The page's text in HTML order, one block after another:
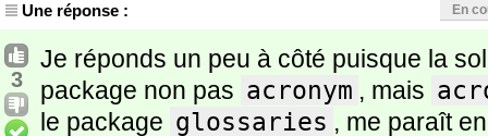
Une réponse : En
3
Je réponds un peu à côté puisque la
package non pas acronym , mais
le package glossaries , me paraît